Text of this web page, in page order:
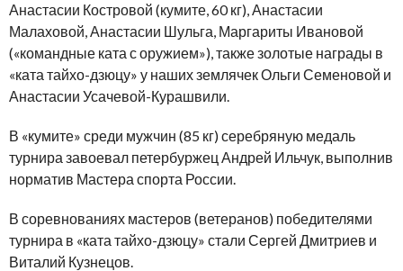
Анастасии Костровой (кумите, 60 кг), Анастасии
Малаховой, Анастасии Шульга, Маргариты Ивановой
(«командные ката с оружием»), также золотые награды в
«ката тайхо-дзюцу» у наших землячек Ольги Семеновой и
Анастасии Усачевой-Курашвили.
В «кумите» среди мужчин (85 кг) серебряную медаль
турнира завоевал петербуржец Андрей Ильчук, выполнив
норматив Мастера спорта России.
В соревнованиях мастеров (ветеранов) победителями
турнира в «ката тайхо-дзюцу» стали Сергей Дмитриев и
Виталий Кузнецов.